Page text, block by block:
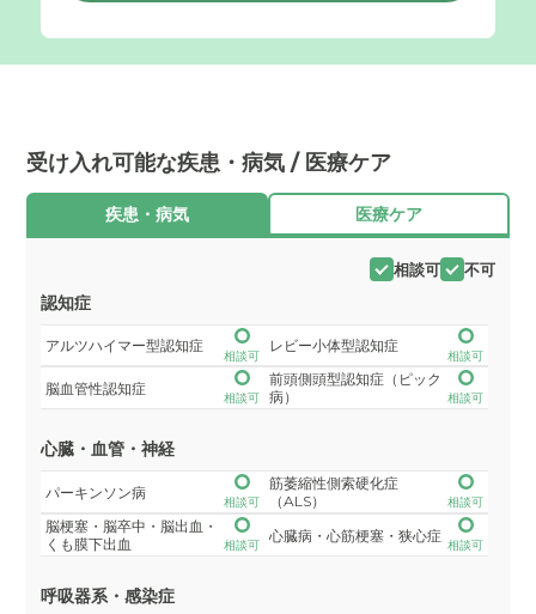
受け入れ可能な疾患・病気 / 医療ケア
疾患・病気 医療ケア
相談可 不可
認知症
アルツハイマー型認知症
相談可
レビー小体型認知症
相談可
脳血管性認知症
相談可
前頭側頭型認知症（ピック
病）
相談可
心臓・血管・神経
パーキンソン病
相談可
筋萎縮性側索硬化症
（ALS）
相談可
脳梗塞・脳卒中・脳出血・
くも膜下出血
相談可
心臓病・心筋梗塞・狭心症
相談可
呼吸器系・感染症